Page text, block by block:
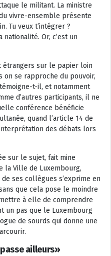
le militant. La ministre
vivre-ensemble présente
Tu veux t’intégrer ?
Or, c’est un
étrangers sur le papier loin
on se rapproche du pouvoir,
t-il, et notamment
d’autres participants, il ne
conférence bénéficie
quand l’article 14 de
des débats lors
sur le sujet, fait mine
la Ville de Luxembourg,
ses collègues s’exprime en
que cela pose le moindre
à elle de comprendre
un pas que le Luxembourg
de sourds qui donne une
ailleurs»